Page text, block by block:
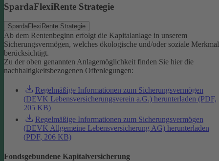
SpardaFlexiRente Strategie
SpardaFlexiRente Strategie
Ab dem Rentenbeginn erfolgt die Kapitalanlage in unserem
Sicherungsvermögen, welches ökologische und/oder soziale
berücksichtigt.
Zu der oben genannten Anlagemöglichkeit finden Sie hier die
nachhaltigkeitsbezogenen Offenlegungen:
Regelmäßige Informationen zum Sicherungsvermögen
(DEVK Lebensversicherungsverein a.G.) herunterladen (PDF,
205 KB)
Regelmäßige Informationen zum Sicherungsvermögen
(DEVK Allgemeine Lebensversicherung AG) herunterladen
(PDF, 206 KB)
Fondsgebundene Kapitalversicherung